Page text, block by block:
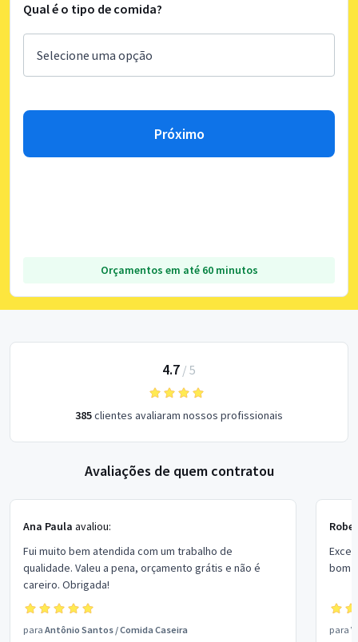
Qual é o tipo de comida?
Próximo
Orçamentos em até 60 minutos
4.7 / 5
385clientes avaliaram nossos profissionais
Avaliações de quem contratou
Ana Paula avaliou:
Fui muito bem atendida com um trabalho de
qualidade. Valeu a pena, orçamento grátis e não é
careiro. Obrigada!
para Antônio Santos /Comida Caseira
bom
para